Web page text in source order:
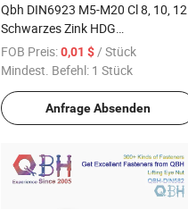
Qbh DIN6923 M5-M20 Cl 8, 10, 12
Schwarzes Zink HDG
Wärmebehandlung Dacromet
Geomet Verzahnungen Flansch
FOB Preis:0,01 $/ Stück
Mindest. Befehl: 1 Stück
Anfrage Absenden